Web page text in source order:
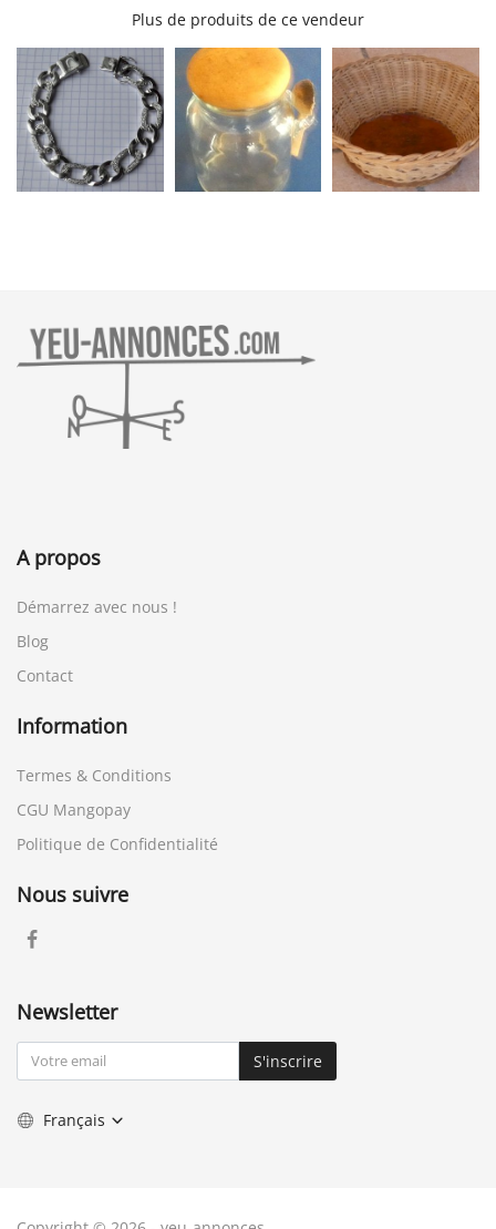
Plus de produits de ce vendeur
A propos
Démarrez avec nous !
Blog
Contact
Information
Termes & Conditions
CGU Mangopay
Politique de Confidentialité
Nous suivre
Newsletter
S'inscrire
Français